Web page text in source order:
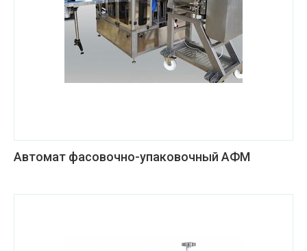
Автомат фасовочно-упаковочный АФМ